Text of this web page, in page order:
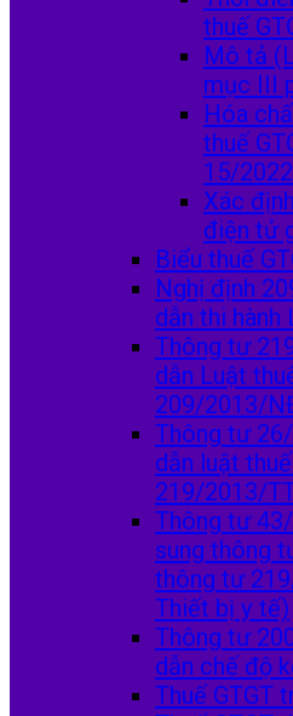
thuế
Mô tả
mục III
Hóa
thuế
15/
Xác
điện tử
Biểu thuế
Nghị định
dẫn thi hành
Thông tư
dẫn Luật
209/2013/
Thông tư
dẫn luật
219/2013/
Thông tư
sung thông
thông tư
Thiết bị y tế)
Thông tư
dẫn chế độ
Thuế GTGT